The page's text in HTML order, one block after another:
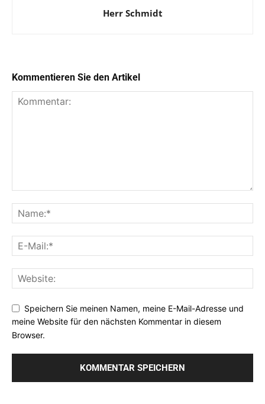
Herr Schmidt
Kommentieren Sie den Artikel
Speichern Sie meinen Namen, meine E-Mail-Adresse und
meine Website für den nächsten Kommentar in diesem
Browser.